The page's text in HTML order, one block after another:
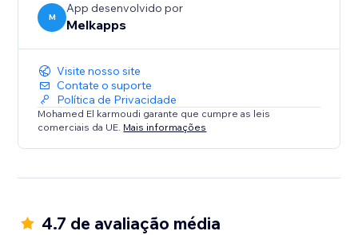
M
App desenvolvido por
Melkapps
Visite nosso site
Contate o suporte
Política de Privacidade
Mohamed El karmoudi garante que cumpre as leis
comerciais da UE. Mais informações
4.7 de avaliação média